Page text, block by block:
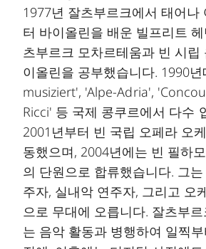
1977년 잘츠부르크에서 태어나
터 바이올린을 배운 빌프리트
츠부르크 모차르테움과 빈 시립
이올린을 공부했습니다. 1990
musiziert', 'Alpe-Adria',
Ricci' 등 국제 콩쿠르에서 다수
2001년부터 빈 국립 오페라 오
동했으며, 2004년에는 빈 필하
의 단원으로 합류했습니다. 그
주자, 실내악 연주자, 그리고 오
으로 무대에 오릅니다. 잘츠부
는 음악 활동과 병행하여 일찍